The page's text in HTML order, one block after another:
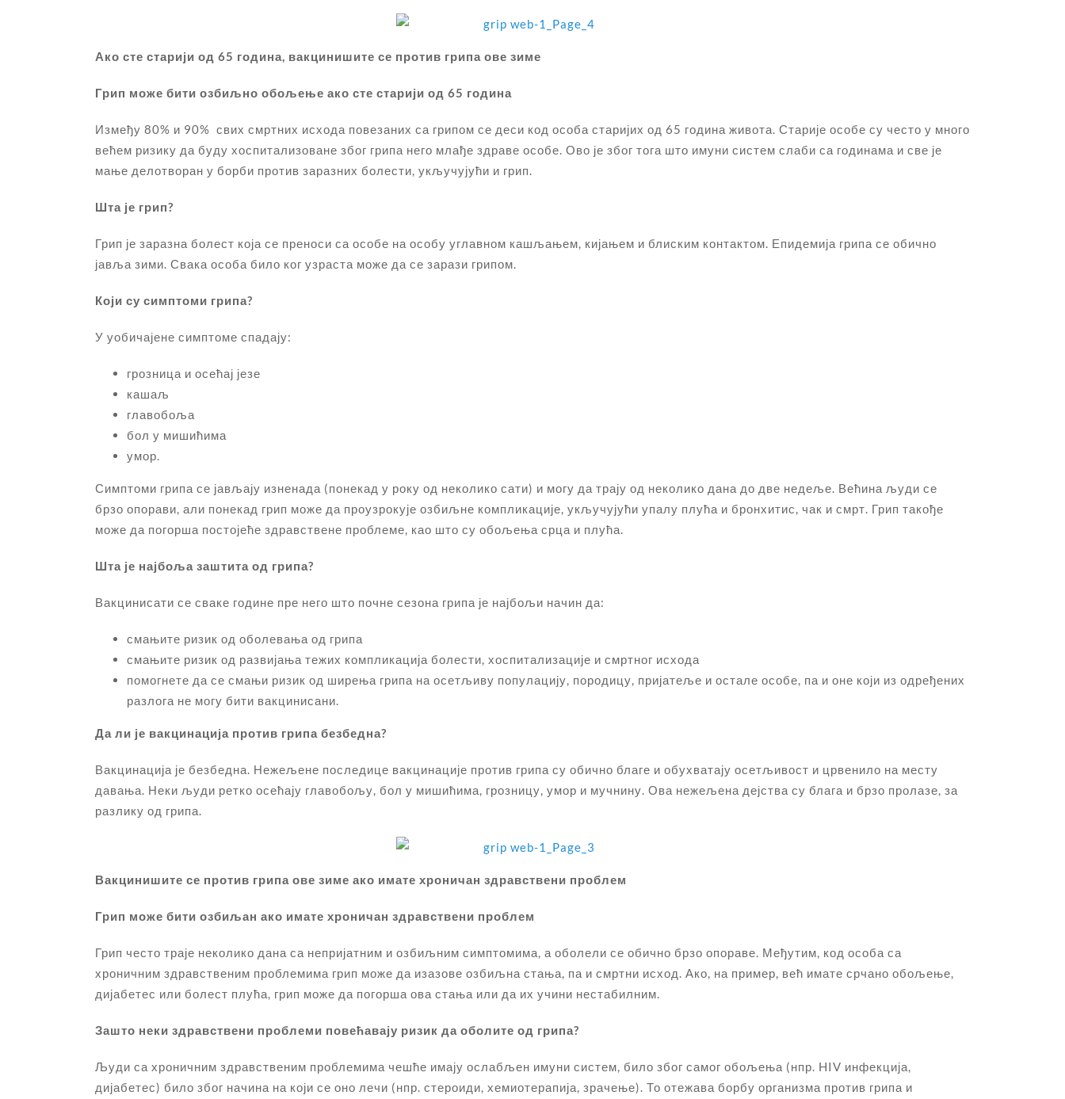
Ако сте старији од 65 година, вакцинишите се против грипа ове зиме
Грип може бити озбиљно обољење ако сте старији од 65 година
Између 80% и 90% свих смртних исхода повезаних са грипом се деси код особа старијих од 65 година живота. Старије особе су често у много
већем ризику да буду хоспитализоване због грипа него млађе здраве особе. Ово је због тога што имуни систем слаби са годинама и све је
мање делотворан у борби против заразних болести, укључујући и грип.
Шта је грип?
Грип је заразна болест која се преноси са особе на особу углавном кашљањем, кијањем и блиским контактом. Епидемија грипа се обично
јавља зими. Свака особа било ког узраста може да се зарази грипом.
Који су симптоми грипа?
У уобичајене симптоме спадају:
грозница и осећај језе
кашаљ
главобоља
бол у мишићима
умор.
Симптоми грипа се јављају изненада (понекад у року од неколико сати) и могу да трају од неколико дана до две недеље. Већина људи се
брзо опорави, али понекад грип може да проузрокује озбиљне компликације, укључујући упалу плућа и бронхитис, чак и смрт. Грип такође
може да погорша постојеће здравствене проблеме, као што су обољења срца и плућа.
Шта је најбоља заштита од грипа?
Вакцинисати се сваке године пре него што почне сезона грипа је најбољи начин да:
смањите ризик од оболевања од грипа
смањите ризик од развијања тежих компликација болести, хоспитализације и смртног исхода
помогнете да се смањи ризик од ширења грипа на осетљиву популацију, породицу, пријатеље и остале особе, па и оне који из одређених
разлога не могу бити вакцинисани.
Да ли је вакцинација против грипа безбедна?
Вакцинација је безбедна. Нежељене последице вакцинације против грипа су обично благе и обухватају осетљивост и црвенило на месту
давања. Неки људи ретко осећају главобољу, бол у мишићима, грозницу, умор и мучнину. Ова нежељена дејства су блага и брзо пролазе, за
разлику од грипа.
Вакцинишите се против грипа ове зиме ако имате хроничан здравствени проблем
Грип може бити озбиљан ако имате хроничан здравствени проблем
Грип често траје неколико дана са непријатним и озбиљним симптомима, а оболели се обично брзо опораве. Међутим, код особа са
хроничним здравственим проблемима грип може да изазове озбиљна стања, па и смртни исход. Ако, на пример, већ имате срчано обољење,
дијабетес или болест плућа, грип може да погорша ова стања или да их учини нестабилним.
Зашто неки здравствени проблеми повећавају ризик да оболите од грипа?
Људи са хроничним здравственим проблемима чешће имају ослабљен имуни систем, било због самог обољења (нпр. HIV инфекција,
дијабетес) било због начина на који се оно лечи (нпр. стероиди, хемиотерапија, зрачење). То отежава борбу организма против грипа и